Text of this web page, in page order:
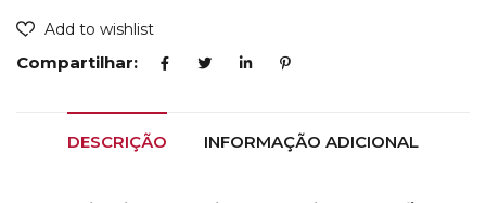
Add to wishlist
Compartilhar:
DESCRIÇÃO INFORMAÇÃO ADICIONAL